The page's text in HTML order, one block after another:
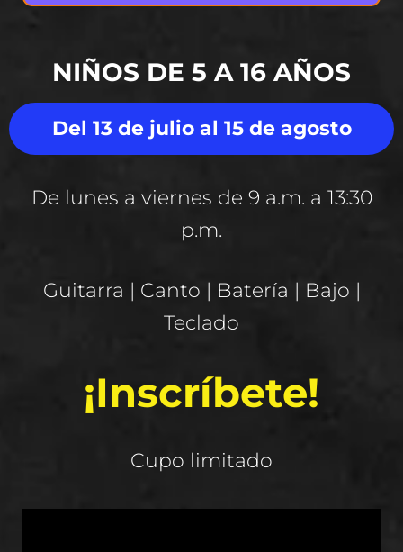
NIÑOS DE 5 A 16 AÑOS
Del 13 de julio al 15 de agosto
De lunes a viernes de 9 a.m. a 13:30
p.m.
Guitarra | Canto | Batería | Bajo |
Teclado
¡Inscríbete!
Cupo limitado